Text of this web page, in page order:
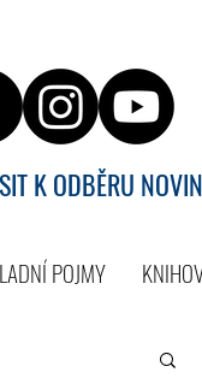
K ODBĚRU
POJMY